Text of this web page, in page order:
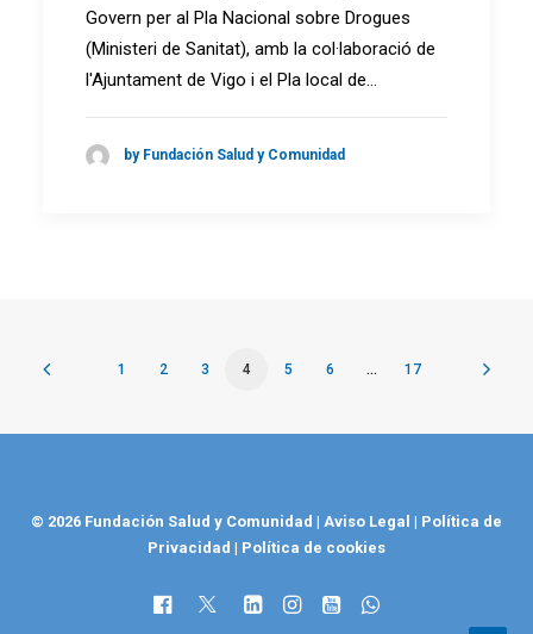
Govern per al Pla Nacional sobre Drogues
(Ministeri de Sanitat), amb la col·laboració de
l'Ajuntament de Vigo i el Pla local de…
by Fundación Salud y Comunidad
1 2 3 4 5 6 … 17
© 2026 Fundación Salud y Comunidad | Aviso Legal | Política de
Privacidad | Política de cookies